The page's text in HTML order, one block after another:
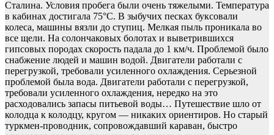
Сталина. Условия пробега были очень тяжелыми. Температура
в кабинах достигала 75°С. В зыбучих песках буксовали
колеса, машины вязли до ступиц. Мелкая пыль проникала во
все щели. На солончаковых болотах и выветрившихся
гипсовых породах скорость падала до 1 км/ч. Проблемой было
снабжение людей и машин водой. Двигатели работали с
перегрузкой, требовали усиленного охлаждения. Серьезной
проблемой была вода. Двигатели работали с перегрузкой,
требовали усиленного охлаждения, нередко на это
расходовались запасы питьевой воды… Путешествие шло от
колодца к колодцу, кругом — никаких ориентиров. Но старый
туркмен-проводник, сопровождавший караван, быстро